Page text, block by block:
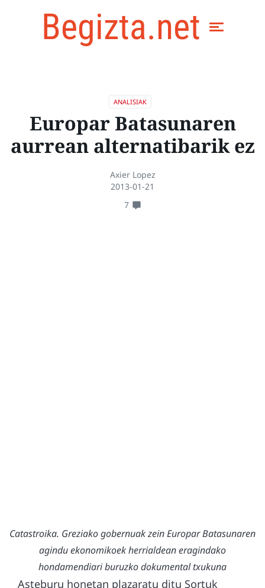
Begizta.net
ANALISIAK
Europar Batasunaren
aurrean alternatibarik ez
Axier Lopez
2013-01-21
7
Catastroika. Greziako gobernuak zein Europar Batasunaren
agindu ekonomikoek herrialdean eragindako
hondamendiari buruzko dokumental txukuna
Asteburu honetan plazaratu ditu Sortuk